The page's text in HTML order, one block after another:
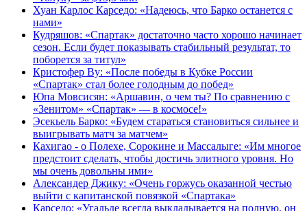
Хуан Карлос Карседо: «Надеюсь, что Барко останется с
нами»
Кудряшов: «Спартак» достаточно часто хорошо начинает
сезон. Если будет показывать стабильный результат, то
поборется за титул»
Кристофер Ву: «После победы в Кубке России
«Спартак» стал более голодным до побед»
Юпа Мовсисян: «Аршавин, о чем ты? По сравнению с
«Зенитом» «Спартак» — в космосе!»
Эсекьель Барко: «Будем стараться становиться сильнее и
выигрывать матч за матчем»
Кахигао - о Полехе, Сорокине и Массалыге: «Им многое
предстоит сделать, чтобы достичь элитного уровня. Но
мы очень довольны ими»
Александер Джику: «Очень горжусь оказанной честью
выйти с капитанской повязкой «Спартака»
Карседо: «Угальде всегда выкладывается на полную, он